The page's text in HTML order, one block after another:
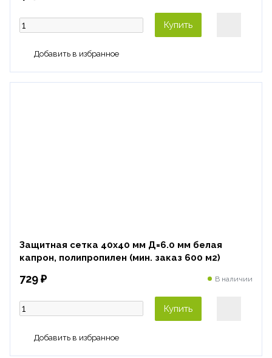
Купить
Защитная сетка 40х40 мм Д=6.0 мм белая
капрон, полипропилен (мин. заказ 600 м2)
729 ₽ В наличии
Купить